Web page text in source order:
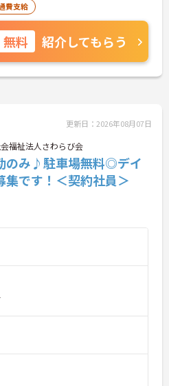
費支給
無料 紹介してもらう
更新日：2026年08月07日
福祉法人さわらび会
のみ♪駐車場無料◎デイ
です！＜契約社員＞